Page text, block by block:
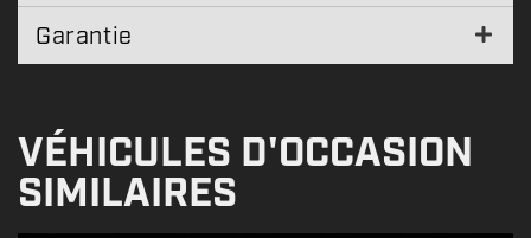
Garantie
VÉHICULES D'OCCASION
SIMILAIRES